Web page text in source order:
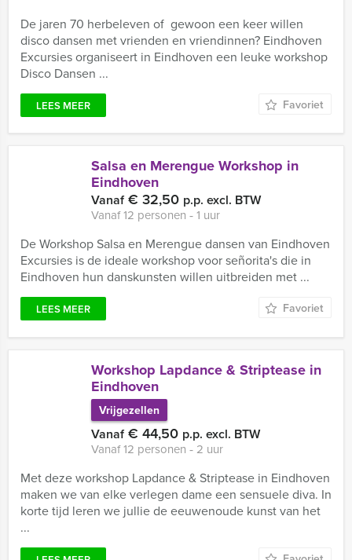
De jaren 70 herbeleven of gewoon een keer willen
disco dansen met vrienden en vriendinnen? Eindhoven
Excursies organiseert in Eindhoven een leuke workshop
Disco Dansen ...
LEES MEER Favoriet
Salsa en Merengue Workshop in
Eindhoven
Vanaf€ 32,50 p.p. excl. BTW
Vanaf 12 personen ‐ 1 uur
De Workshop Salsa en Merengue dansen van Eindhoven
Excursies is de ideale workshop voor señorita's die in
Eindhoven hun danskunsten willen uitbreiden met ...
LEES MEER Favoriet
Workshop Lapdance & Striptease in
Eindhoven
Vrijgezellen
Vanaf€ 44,50 p.p. excl. BTW
Vanaf 12 personen ‐ 2 uur
Met deze workshop Lapdance & Striptease in Eindhoven
maken we van elke verlegen dame een sensuele diva. In
korte tijd leren we jullie de eeuwenoude kunst van het
...